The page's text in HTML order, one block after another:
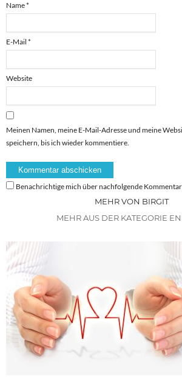
Name*
E-Mail *
Website
Meinen Namen, meine E-Mail-Adresse und meine
speichern, bis ich wieder kommentiere.
Benachrichtige mich über nachfolgende
MEHR VON BIRGIT
MEHR AUS DER KATEGORIE